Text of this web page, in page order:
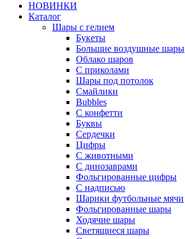
НОВИНКИ
Каталог
Шары с гелием
Букеты
Большие воздушные шары
Облако шаров
С приколами
Шары под потолок
Смайлики
Bubbles
С конфетти
Буквы
Сердечки
Цифры
С животными
С динозаврами
Фольгированные цифры
С надписью
Шарики футбольные мячи
Фольгированные шары
Ходячие шары
Светящиеся шары